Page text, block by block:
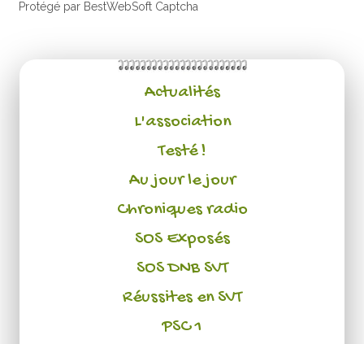
Protégé par BestWebSoft Captcha
Actualités
L'association
Testé !
Au jour le jour
Chroniques radio
SOS Exposés
SOS DNB SVT
Réussites en SVT
PSC 1